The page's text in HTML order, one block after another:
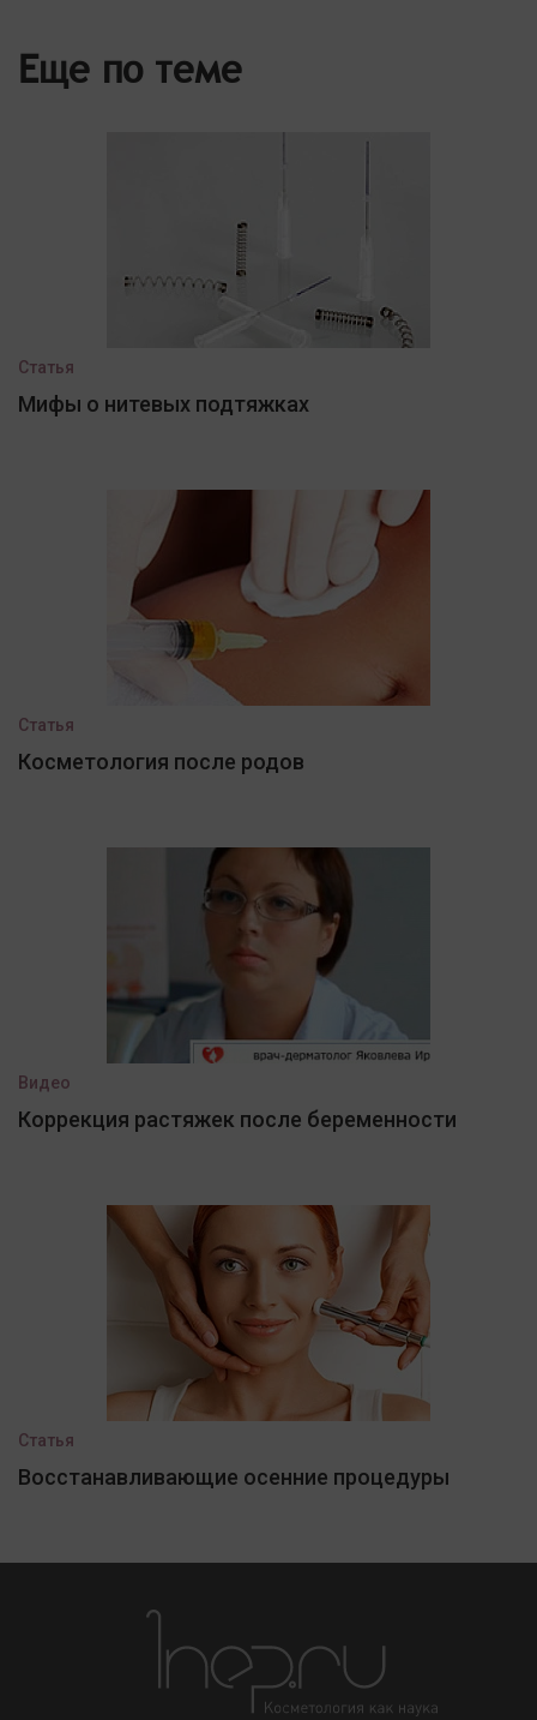
Еще по теме
Статья
Мифы о нитевых подтяжках
Статья
Косметология после родов
Видео
Коррекция растяжек после беременности
Статья
Восстанавливающие осенние процедуры